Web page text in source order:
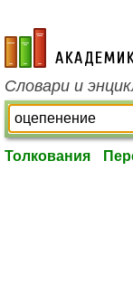
academic.ru
Словари и
Толкования